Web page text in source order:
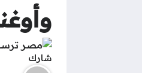
شارك